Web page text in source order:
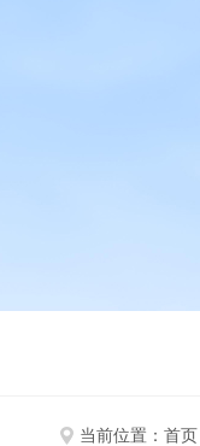
当前位置： 首页